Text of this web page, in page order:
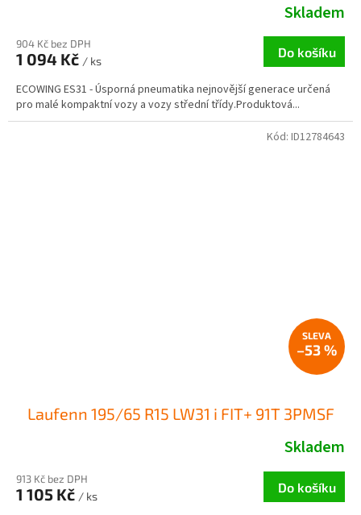
Skladem
904 Kč bez DPH
1 094 Kč / ks
Do košíku
ECOWING ES31 - Úsporná pneumatika nejnovější generace určená
pro malé kompaktní vozy a vozy střední třídy.Produktová...
–53 %
Laufenn 195/65 R15 LW31 i FIT+ 91T 3PMSF
Skladem
913 Kč bez DPH
1 105 Kč / ks
Do košíku
Kód: ID12784643